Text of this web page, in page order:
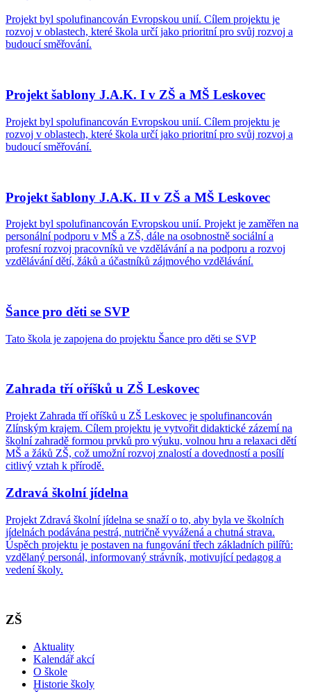
Projekt byl spolufinancován Evropskou unií. Cílem projektu je
rozvoj v oblastech, které škola určí jako prioritní pro svůj rozvoj a
budoucí směřování.
Projekt šablony J.A.K. I v ZŠ a MŠ Leskovec
Projekt byl spolufinancován Evropskou unií. Cílem projektu je
rozvoj v oblastech, které škola určí jako prioritní pro svůj rozvoj a
budoucí směřování.
Projekt šablony J.A.K. II v ZŠ a MŠ Leskovec
Projekt byl spolufinancován Evropskou unií. Projekt je zaměřen na
personální podporu v MŠ a ZŠ, dále na osobnostně sociální a
profesní rozvoj pracovníků ve vzdělávání a na podporu a rozvoj
vzdělávání dětí, žáků a účastníků zájmového vzdělávání.
Šance pro děti se SVP
Tato škola je zapojena do projektu Šance pro děti se SVP
Zahrada tří oříšků u ZŠ Leskovec
Projekt Zahrada tří oříšků u ZŠ Leskovec je spolufinancován
Zlínským krajem. Cílem projektu je vytvořit didaktické zázemí na
školní zahradě formou prvků pro výuku, volnou hru a relaxaci dětí
MŠ a žáků ZŠ, což umožní rozvoj znalostí a dovedností a posílí
citlivý vztah k přírodě.
Zdravá školní jídelna
Projekt Zdravá školní jídelna se snaží o to, aby byla ve školních
jídelnách podávána pestrá, nutričně vyvážená a chutná strava.
Úspěch projektu je postaven na fungování třech základních pilířů:
vzdělaný personál, informovaný strávník, motivující pedagog a
vedení školy.
ZŠ
Aktuality
Kalendář akcí
O škole
Historie školy